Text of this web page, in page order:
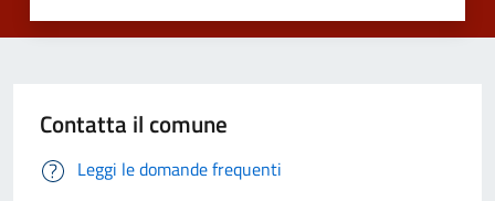
Contatta il comune
Leggi le domande frequenti